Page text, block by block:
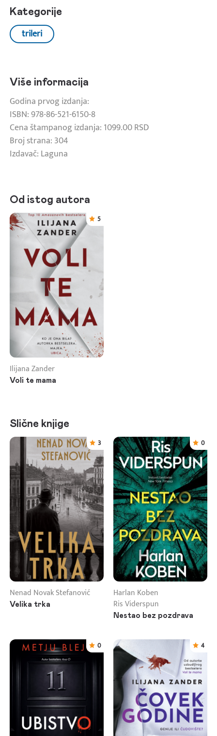
Kategorije
trileri
Više informacija
Godina prvog izdanja:
ISBN: 978-86-521-6150-8
Cena štampanog izdanja: 1099.00 RSD
Broj strana: 304
Izdavač: Laguna
Od istog autora
5
Ilijana Zander
Voli te mama
Slične knjige
3
Nenad Novak Stefanović
Velika trka
0
Harlan Koben
Ris Viderspun
Nestao bez pozdrava
0 4